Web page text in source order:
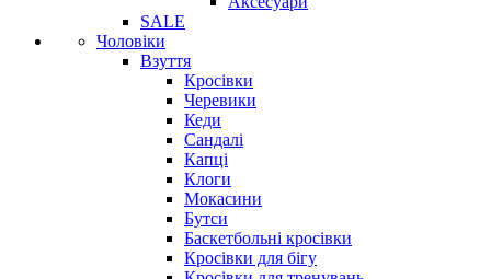
SALE
Чоловіки
Взуття
Кросівки
Черевики
Кеди
Сандалі
Капці
Клоги
Мокасини
Бутси
Баскетбольні кросівки
Кросівки для бігу